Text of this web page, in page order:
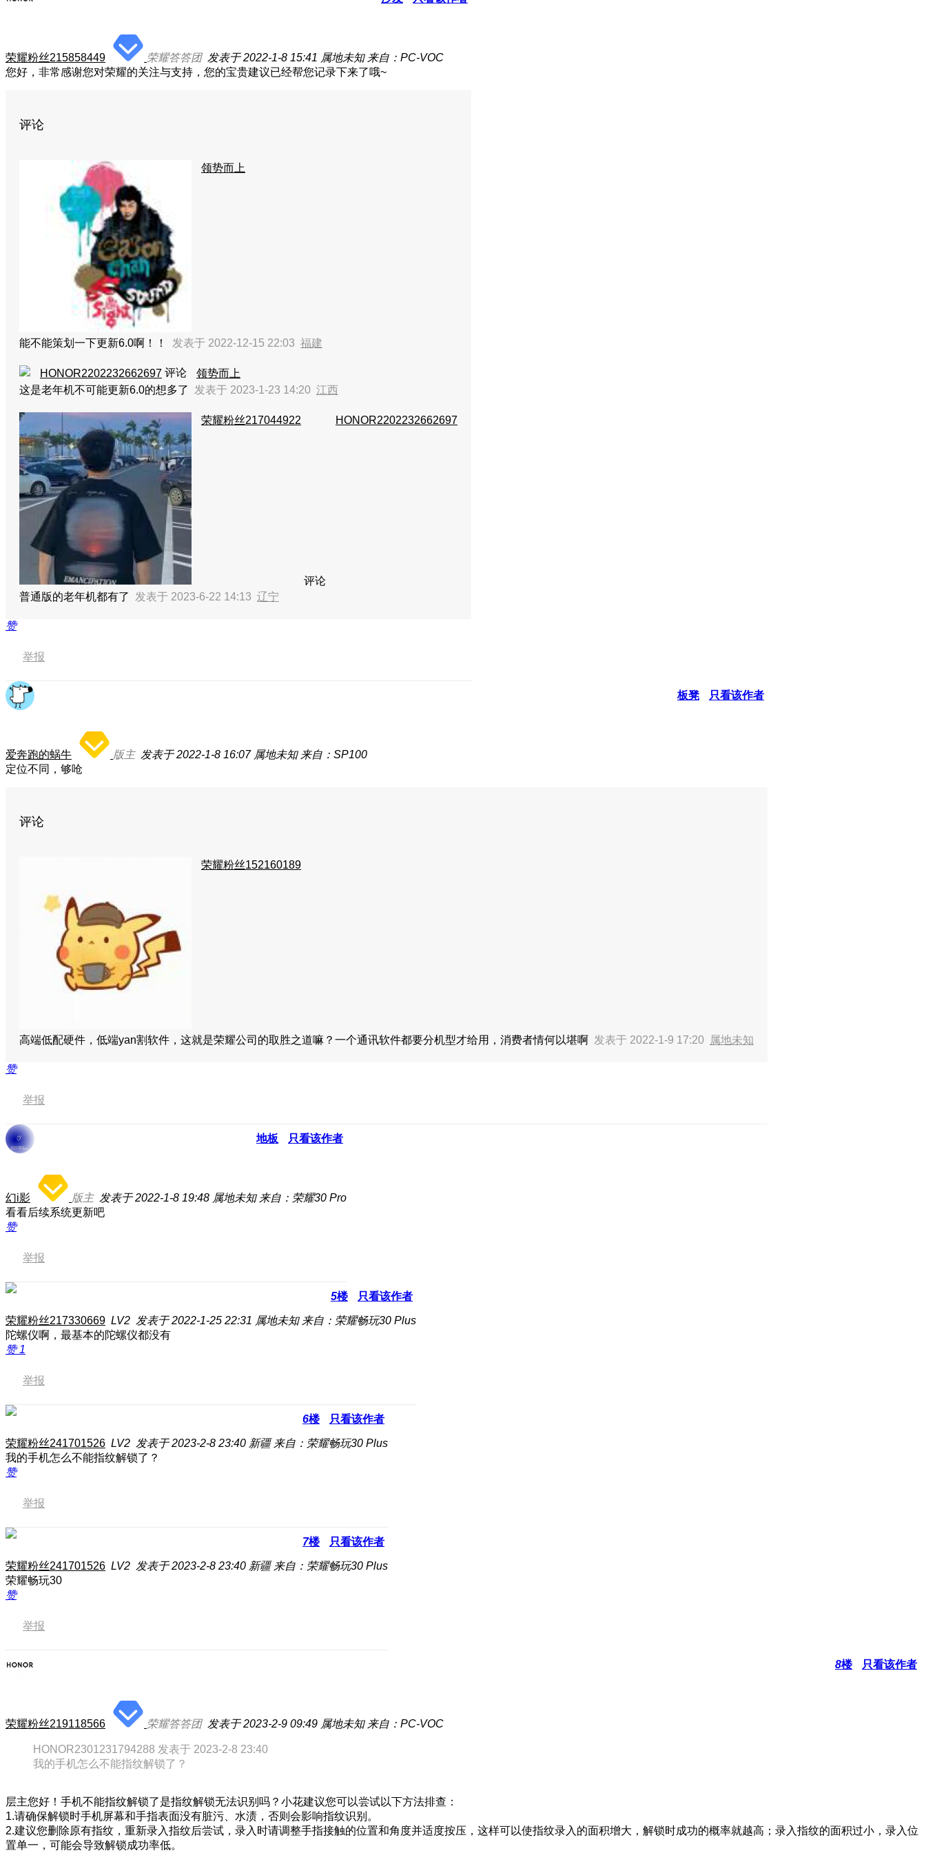
荣耀粉丝215858449 荣耀答答团 发表于 2022-1-8 15:41 属地未知 来自：PC-VOC
您好，非常感谢您对荣耀的关注与支持，您的宝贵建议已经帮您记录下来了哦~
评论
领势而上
能不能策划一下更新6.0啊！！ 发表于 2022-12-15 22:03 福建
HONOR2202232662697 评论
领势而上
这是老年机不可能更新6.0的想多了 发表于 2023-1-23 14:20 江西
荣耀粉丝217044922
评论
HONOR2202232662697
普通版的老年机都有了 发表于 2023-6-22 14:13 辽宁
赞
举报
板凳 只看该作者
爱奔跑的蜗牛 版主 发表于 2022-1-8 16:07 属地未知 来自：SP100
定位不同，够呛
评论
荣耀粉丝152160189
高端低配硬件，低端yan割软件，这就是荣耀公司的取胜之道嘛？一个通讯软件都要分机型才给用，消费者情何以堪啊 发表于 2022-1-9 17:20 属地未知
赞
举报
地板 只看该作者
幻i影 版主 发表于 2022-1-8 19:48 属地未知 来自：荣耀30 Pro
看看后续系统更新吧
赞
举报
5楼 只看该作者
荣耀粉丝217330669 LV2 发表于 2022-1-25 22:31 属地未知 来自：荣耀畅玩30 Plus
陀螺仪啊，最基本的陀螺仪都没有
赞1
举报
6楼 只看该作者
荣耀粉丝241701526 LV2 发表于 2023-2-8 23:40 新疆 来自：荣耀畅玩30 Plus
我的手机怎么不能指纹解锁了？
赞
举报
7楼 只看该作者
荣耀粉丝241701526 LV2 发表于 2023-2-8 23:40 新疆 来自：荣耀畅玩30 Plus
荣耀畅玩30
赞
举报
8楼 只看该作者
荣耀粉丝219118566 荣耀答答团 发表于 2023-2-9 09:49 属地未知 来自：PC-VOC
HONOR2301231794288 发表于 2023-2-8 23:40
我的手机怎么不能指纹解锁了？
层主您好！手机不能指纹解锁了是指纹解锁无法识别吗？小花建议您可以尝试以下方法排查：
1.请确保解锁时手机屏幕和手指表面没有脏污、水渍，否则会影响指纹识别。
2.建议您删除原有指纹，重新录入指纹后尝试，录入时请调整手指接触的位置和角度并适度按压，这样可以使指纹录入的面积增大，解锁时成功的概率就越高；录入指纹的面积过小，录入位
置单一，可能会导致解锁成功率低。